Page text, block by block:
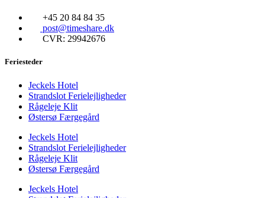
+45 20 84 84 35
post@timeshare.dk
CVR: 29942676
Feriesteder
Jeckels Hotel
Strandslot Ferielejligheder
Rågeleje Klit
Østersø Færgegård
Jeckels Hotel
Strandslot Ferielejligheder
Rågeleje Klit
Østersø Færgegård
Jeckels Hotel